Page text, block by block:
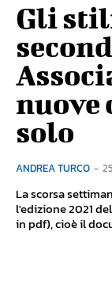
Gli
nuove
solo
ANDREA TURCO -
La scorsa
l'edizione 2021
in pdf), cioè il